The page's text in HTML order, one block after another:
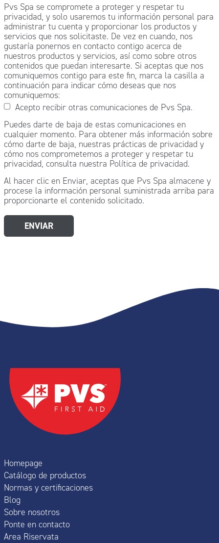
Pvs Spa se compromete a proteger y respetar tu
privacidad, y solo usaremos tu información personal para
administrar tu cuenta y proporcionar los productos y
servicios que nos solicitaste. De vez en cuando, nos
gustaría ponernos en contacto contigo acerca de
nuestros productos y servicios, así como sobre otros
contenidos que puedan interesarte. Si aceptas que nos
comuniquemos contigo para este fin, marca la casilla a
continuación para indicar cómo deseas que nos
comuniquemos:
Acepto recibir otras comunicaciones de Pvs Spa.
Puedes darte de baja de estas comunicaciones en
cualquier momento. Para obtener más información sobre
cómo darte de baja, nuestras prácticas de privacidad y
cómo nos comprometemos a proteger y respetar tu
privacidad, consulta nuestra Política de privacidad.
Al hacer clic en Enviar, aceptas que Pvs Spa almacene y
procese la información personal suministrada arriba para
proporcionarte el contenido solicitado.
Homepage
Catálogo de productos
Normas y certificaciones
Blog
Sobre nosotros
Ponte en contacto
Area Riservata